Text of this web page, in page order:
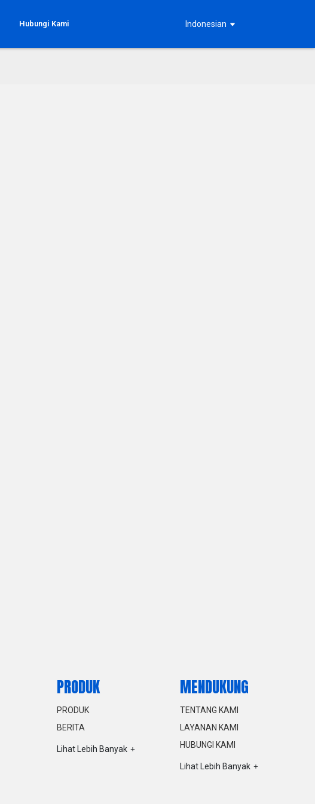
Hubungi Kami Indonesian
PRODUK
PRODUK
BERITA
Lihat Lebih Banyak
MENDUKUNG
TENTANG KAMI
LAYANAN KAMI
HUBUNGI KAMI
Lihat Lebih Banyak